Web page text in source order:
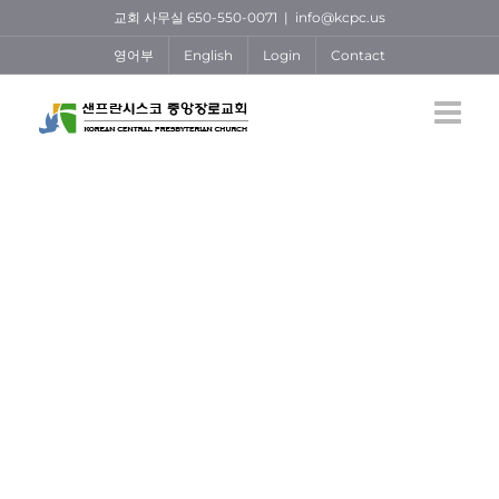
content
교회 사무실 650-550-0071 | info@kcpc.us
영어부 English Login Contact